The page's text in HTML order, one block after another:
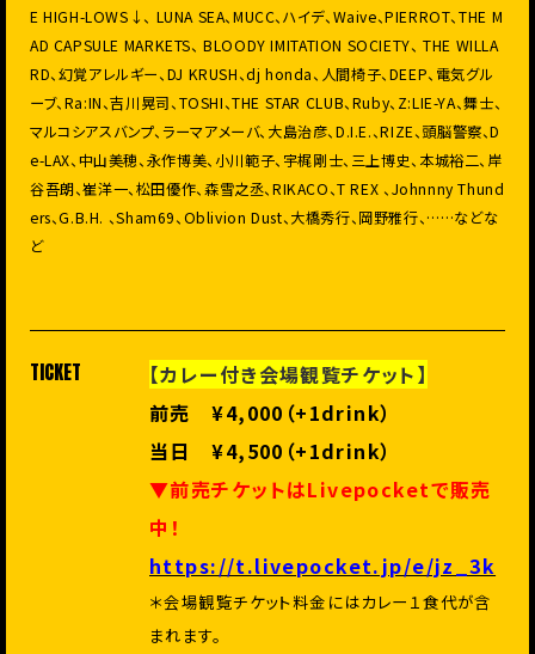
E HIGH-LOWS↓、 LUNA SEA、MUCC、ハイデ、Waive、PIERROT、THE M
AD CAPSULE MARKETS、 BLOODY IMITATION SOCIETY、 THE WILLA
RD、幻覚アレルギー、DJ KRUSH、dj honda、人間椅子、DEEP、電気グル
ーブ、Ra:IN、吉川晃司、TOSHI、THE STAR CLUB、Ruby、Z:LIE-YA、舞士、
マルコシアスバンプ、ラーマアメーバ、大島治彦、D.I.E.、RIZE、頭脳警察、D
e-LAX、中山美穂、永作博美、小川範子、宇梶剛士、三上博史、本城裕二、岸
谷吾朗、崔洋一、松田優作、森雪之丞、RIKACO、T REX 、Johnnny Thund
ers、G.B.H. 、Sham69、Oblivion Dust、大橋秀行、岡野雅行、……などな
ど
TICKET
【カレー付き会場観覧チケット】
前売 ¥4,000（+1drink）
当日 ¥4,500（+1drink）
▼前売チケットはLivepocketで販売
中！
https://t.livepocket.jp/e/jz_3k
＊会場観覧チケット料金にはカレー１食代が含
まれます。